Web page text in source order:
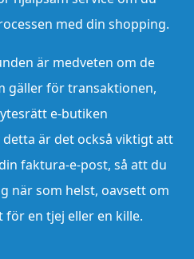
med din shopping.
är medveten om de
gäller för transaktionen,
e-butiken
detta är det också viktigt att
faktura-e-post, så att du
när som helst, oavsett om
en tjej eller en kille.